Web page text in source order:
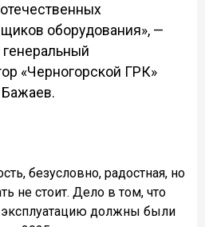
оборудования», —
генеральный
«Черногорской ГРК»
безусловно, радостная, но
не стоит. Дело в том, что
эксплуатацию должны были